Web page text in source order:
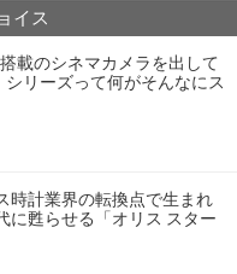
イス
載のシネマカメラを出して
シリーズって何がそんなにス
時計業界の転換点で生まれ
に甦らせる「オリス スター